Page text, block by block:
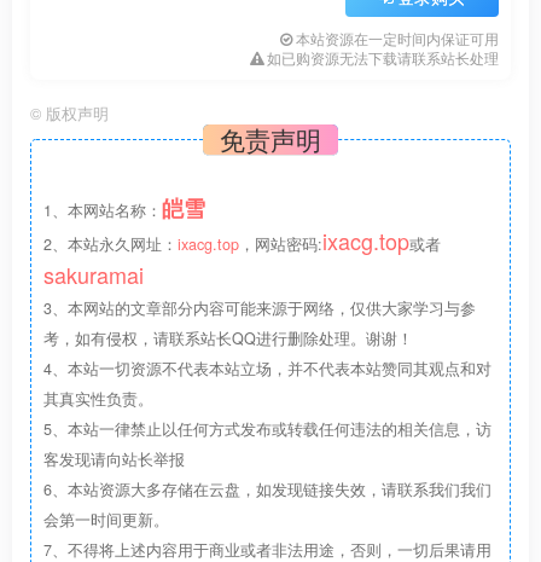
id=11246147
sharpffffff(
http://www.pixiv.net/member.php?
id=8109579
【声優】 ポリン・スターパール / 酉乃結衣
( https://twitter.com/torino_Lily
鳳凰院 雅・スターエメラルド / 青幇ぼのぼ
( https://twitter.com/say_ho_bonobo)
星空 琥珀・スターガーネット / 向日一花
( https://twitter.com/mukkosu)
エスリーゼ/ 柳 優雨
(
https://twitter.com/yanagi_0w0
ゴルガロン・クレイドル / 福田 純
本站资源在一定时间内保证可用
如已购资源无法下载请联系站长处理
© 版权声明
免责声明
1、本网站名称： 皑雪
2、本站永久网址： ixacg.top ，网站密码:ixacg.top或者
sakuramai
3、本网站的文章部分内容可能来源于网络，仅供大家学习与参
考，如有侵权，请联系站长QQ进行删除处理。谢谢！
4、本站一切资源不代表本站立场，并不代表本站赞同其观点和对
其真实性负责。
5、本站一律禁止以任何方式发布或转载任何违法的相关信息，访
客发现请向站长举报
6、本站资源大多存储在云盘，如发现链接失效，请联系我们我们
会第一时间更新。
7、不得将上述内容用于商业或者非法用途，否则，一切后果请用